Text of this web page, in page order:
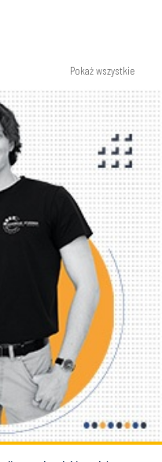
Pokaż wszystkie